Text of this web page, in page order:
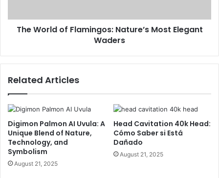
The World of Flamingos: Nature’s Most Elegant
Waders
Related Articles
Digimon Palmon AI Uvula: A
Unique Blend of Nature,
Technology, and
Symbolism
August 21, 2025
Head Cavitation 40k Head:
Cómo Saber si Está
Dañado
August 21, 2025